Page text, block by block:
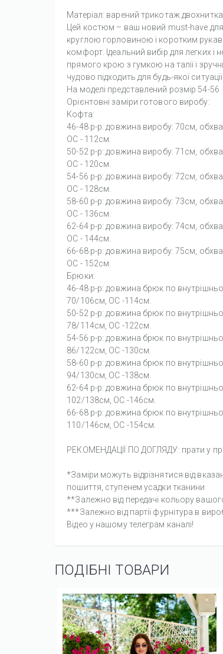
Матеріал: варений трикотаж
Цей костюм – ваш новий must-have
круглою горловиною і коротким
комфорт. Ідеальний вибір для легких
прямого крою з гумкою на талії і
чудово підходить для будь-якої
На моделі представлений розмір 54-56
Орієнтовні заміри готового виробу:
Кофта:
46-48 р-р: довжина виробу: 70см,
OC - 112см.
50-52 р-р: довжина виробу: 71см,
OC - 120см.
54-56 р-р: довжина виробу: 72см,
OC - 128см.
58-60 р-р: довжина виробу: 73см,
OC - 136см.
62-64 р-р: довжина виробу: 74см,
OC - 144см.
66-68 р-р: довжина виробу: 75см,
OC - 152см.
Брюки:
46-48 р-р: довжина брюк по
70/106см, OC -114см.
50-52 р-р: довжина брюк по
78/114см, OC -122см.
54-56 р-р: довжина брюк по
86/122см, OC -130см.
58-60 р-р: довжина брюк по
94/130см, OC -138см.
62-64 р-р: довжина брюк по
102/138см, OC -146см.
66-68 р-р: довжина брюк по
110/146см, OC -154см.
РЕКОМЕНДАЦІЇ ПО ДОГЛЯДУ: прати у
*Заміри можуть відрізнятися від
пошиття, ступенем усадки тканини
**Залежно від передачі кольору
***Залежно від партії фурнітура в
Відео у нашому телеграм каналі!
ПОДІБНІ ТОВАРИ